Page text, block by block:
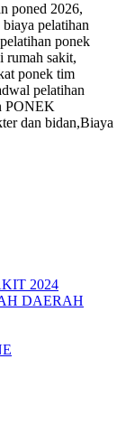
poned 2026,
pelatihan
ponek
rumah sakit,
ponek tim
pelatihan
PONEK
dan bidan,Biaya
2024
DAERAH